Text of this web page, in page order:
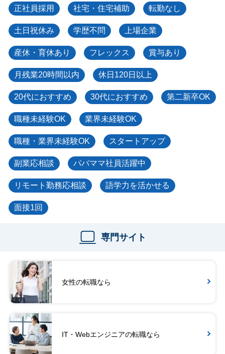
正社員採用 社宅・住宅補助 転勤なし
土日祝休み 学歴不問 上場企業
産休・育休あり フレックス 賞与あり
月残業20時間以内 休日120日以上
20代におすすめ 30代におすすめ 第二新卒OK
職種未経験OK 業界未経験OK
職種・業界未経験OK スタートアップ
副業応相談 パパママ社員活躍中
リモート勤務応相談 語学力を活かせる
面接1回
専門サイト
女性の転職なら
IT・Webエンジニアの転職なら